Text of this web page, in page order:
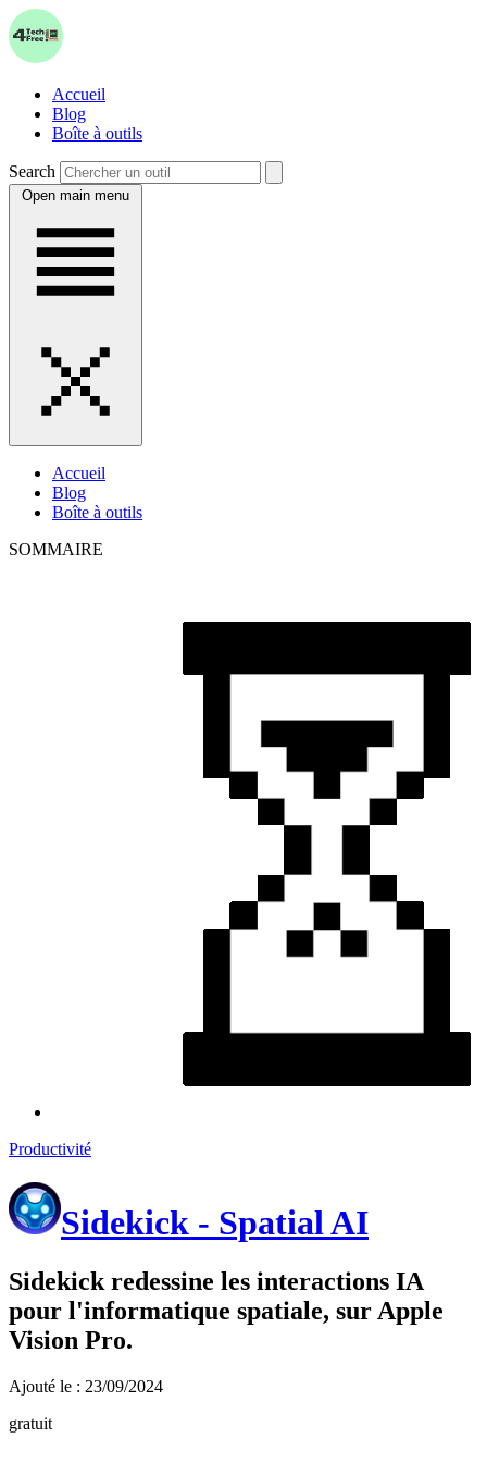
Accueil
Blog
Boîte à outils
Search
Open main menu
Accueil
Blog
Boîte à outils
SOMMAIRE
Productivité
Sidekick - Spatial AI
Sidekick redessine les interactions IA
pour l'informatique spatiale, sur Apple
Vision Pro.
Ajouté le : 23/09/2024
gratuit